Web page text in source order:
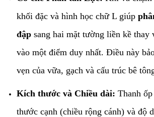
khối đặc và hình học chữ L giúp
đập sang hai mặt tường liền kề thay
vào một điểm duy nhất. Điều này
vẹn của vữa, gạch và cấu trúc bê
Kích thước và Chiều dài: Thanh
thước cạnh (chiều rộng cánh) và độ